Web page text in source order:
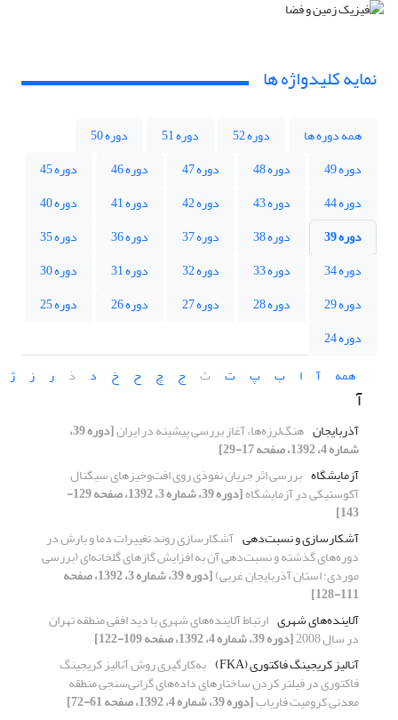
نمایه کلیدواژه ها
همه دوره ها دوره 52 دوره 51
دوره 50
دوره 49
دوره 48 دوره 47 دوره 46
دوره 45
دوره 44
دوره 43 دوره 42 دوره 41
دوره 40
دوره 39
دوره 38 دوره 37 دوره 36
دوره 35
دوره 34
دوره 33 دوره 32 دوره 31
دوره 30
دوره 29
دوره 28 دوره 27 دوره 26
دوره 25
دوره 24
همه
آ ا ب پ ت ث ج چ ح خ د ذ ر ز ژ
آ
آذربایجان هنگ‌لرزه‌ها، آغاز بررسی پیشینه در ایران [دوره 39،
شماره 4، 1392، صفحه 17-29]
آزمایشگاه بررسی اثر جریان نفوذی روی افت‌و‌خیزهای سیگنال
آکوستیکی در آزمایشگاه [دوره 39، شماره 3، 1392، صفحه 129-
143]
آشکارسازی و نسبت‌دهی آشکارسازی روند تغییرات دما و بارش در
دوره‌های گذشته و نسبت‌دهی آن به افزایش گازهای گلخانه‌‌ای (بررسی
موردی: استان آذربایجان غربی) [دوره 39، شماره 3، 1392، صفحه
111-128]
آلاینده‌‌‌‌های شهری ارتباط آلاینده‌های شهری با دید افقی منطقه تهران
در سال 2008
[دوره 39، شماره 4، 1392، صفحه 109-122]
آنالیز کریجینگ فاکتوری (FKA)
به‌کارگیری روش آنالیز کریجینگ
فاکتوری در فیلتر کردن ساختارهای داده‌های گرانی‌سنجی منطقه
معدنی کرومیت فاریاب[دوره 39، شماره 4، 1392، صفحه 61-72]